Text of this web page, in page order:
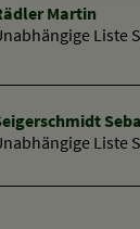
Martin
Liste
Liste